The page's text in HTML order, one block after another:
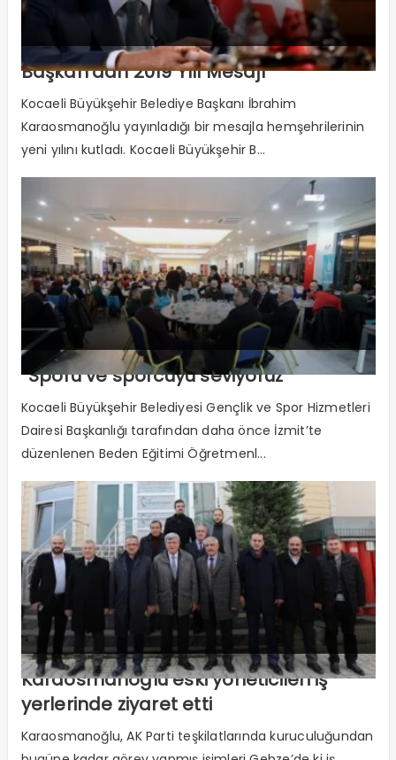
Başkan’dan 2019 Yılı Mesajı
Kocaeli Büyükşehir Belediye Başkanı İbrahim
Karaosmanoğlu yayınladığı bir mesajla hemşehrilerinin
yeni yılını kutladı. Kocaeli Büyükşehir B...
‘’Sporu ve sporcuyu seviyoruz’’
Kocaeli Büyükşehir Belediyesi Gençlik ve Spor Hizmetleri
Dairesi Başkanlığı tarafından daha önce İzmit’te
düzenlenen Beden Eğitimi Öğretmenl...
Karaosmanoğlu eski yöneticileri iş
yerlerinde ziyaret etti
Karaosmanoğlu, AK Parti teşkilatlarında kuruculuğundan